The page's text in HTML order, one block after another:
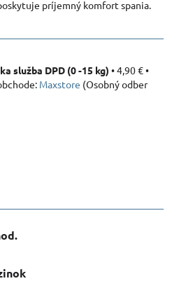
príjemný komfort spania.
služba DPD (0 -15 kg) •4,90 €•
Maxstore (Osobný odber